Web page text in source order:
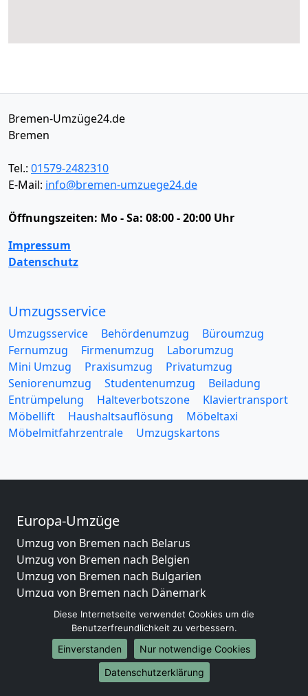
Bremen-Umzüge24.de
Bremen
Tel.: 01579-2482310
E-Mail: info@bremen-umzuege24.de
Öffnungszeiten: Mo - Sa: 08:00 - 20:00 Uhr
Impressum
Datenschutz
Umzugsservice
Umzugsservice Behördenumzug
Büroumzug
Fernumzug
Firmenumzug
Laborumzug
Mini Umzug
Praxisumzug
Privatumzug
Seniorenumzug
Studentenumzug
Beiladung
Entrümpelung
Halteverbotszone
Klaviertransport
Möbellift
Haushaltsauflösung
Möbeltaxi
Möbelmitfahrzentrale
Umzugskartons
Europa-Umzüge
Umzug von Bremen nach Belarus
Umzug von Bremen nach Belgien
Umzug von Bremen nach Bulgarien
Umzug von Bremen nach Dänemark
Umzug von Bremen nach England
Umzug von Bremen nach Portugal
Umzug von Bremen nach Bosnien und Herzegowina
Umzug von Bremen nach Irland
Umzug von Bremen nach Lettland
Diese Internetseite verwendet Cookies um die
Benutzerfreundlichkeit zu verbessern.
Einverstanden
Nur notwendige Cookies
Datenschutzerklärung